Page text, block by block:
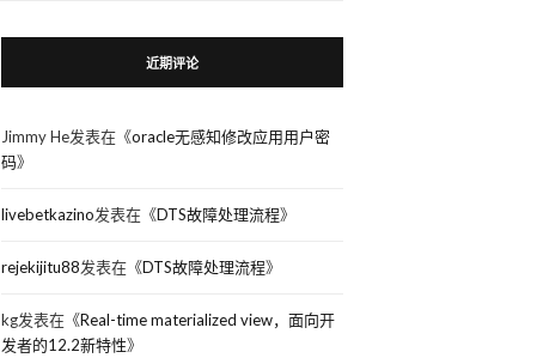
近期评论
Jimmy He发表在《oracle无感知修改应用用户密
码》
livebetkazino发表在《DTS故障处理流程》
rejekijitu88发表在《DTS故障处理流程》
kg发表在《Real-time materialized view，面向开
发者的12.2新特性》